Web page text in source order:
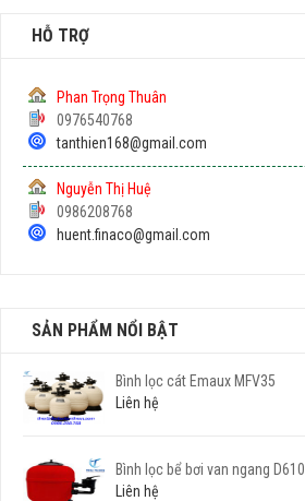
HỖ TRỢ
Phan Trọng Thuân
0976540768
tanthien168@gmail.com
Nguyễn Thị Huệ
0986208768
huent.finaco@gmail.com
SẢN PHẨM NỔI BẬT
Bình lọc cát Emaux MFV35
Liên hệ
Bình lọc bể bơi van ngang D610
Liên hệ